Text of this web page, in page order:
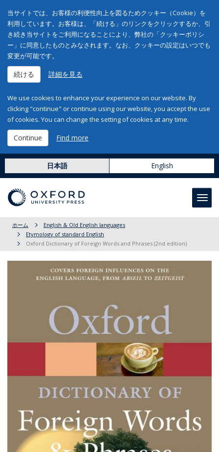
当サイトでは、お客様の利便性向上を図るためクッキー（Cookie）を
利用しています。お客様は、「続ける」のリンクをクリックするか、引
き続き当サイトをご利用になることにより、弊社の「クッキーポリシ
ー」に同意したものとみなされます。なお、クッキーの設定はいつでも
変更が可能です。
続ける 詳細を見る
We use cookies to enhance your experience on our website. By
clicking "continue" or continue using our website, you accept the use
of cookies. You can change the setting of cookies at any time.
Continue Find more
日本語 English
ホーム
English & Old English languages
Etymology of standard English
Oxford Dictionary of Foreign Words and Phrases (2nd edition)